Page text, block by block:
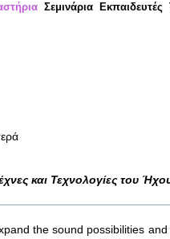
Σεμινάρια Εκπαιδευτές
και Τεχνολογίες του
the sound possibilities